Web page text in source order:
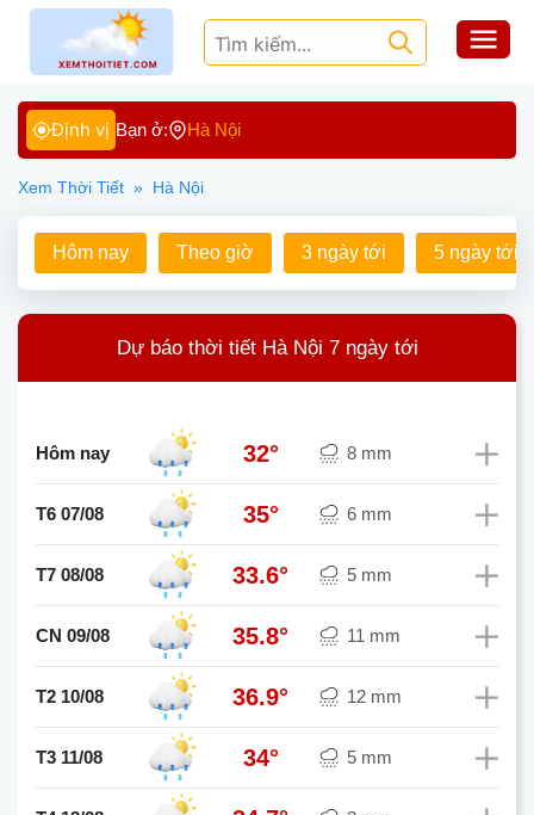
Định vị Bạn ở: Hà Nội
Xem Thời Tiết » Hà Nội
Hôm nay Theo giờ 3 ngày tới 5 ngày tới
Dự báo thời tiết Hà Nội 7 ngày tới
Hôm nay 32° 8 mm
T6 07/08 35° 6 mm
T7 08/08 33.6° 5 mm
CN 09/08 35.8° 11 mm
T2 10/08 36.9° 12 mm
T3 11/08 34° 5 mm